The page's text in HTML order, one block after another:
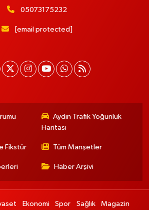
05073175232
[email protected]
Aydın Trafik Yoğunluk
Haritası
Fikstür Tüm Manşetler
Haber Arşivi
Ekonomi Spor Sağlık Magazin